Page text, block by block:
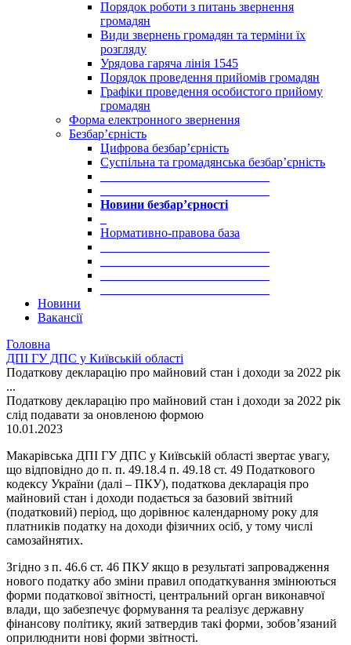
Порядок роботи з питань звернення
громадян
Види звернень громадян та терміни їх
розгляду
Урядова гаряча лінія 1545
Порядок проведення прийомів громадян
Графіки проведення особистого прийому
громадян
Форма електронного звернення
Безбар’єрність
Цифрова безбар’єрність
Суспільна та громадянська безбар’єрність
Новини безбар’єрності
Нормативно-правова база
Новини
Вакансії
Головна
ДПІ ГУ ДПС у Київській області
Податкову декларацію про майновий стан і доходи за 2022 рік
...
Податкову декларацію про майновий стан і доходи за 2022 рік
слід подавати за оновленою формою
10.01.2023
Макарівська ДПІ ГУ ДПС у Київській області звертає увагу,
що відповідно до п. п. 49.18.4 п. 49.18 ст. 49 Податкового
кодексу України (далі – ПКУ), податкова декларація про
майновий стан і доходи подається за базовий звітний
(податковий) період, що дорівнює календарному року для
платників податку на доходи фізичних осіб, у тому числі
самозайнятих.
Згідно з п. 46.6 ст. 46 ПКУ якщо в результаті запровадження
нового податку або зміни правил оподаткування змінюються
форми податкової звітності, центральний орган виконавчої
влади, що забезпечує формування та реалізує державну
фінансову політику, який затвердив такі форми, зобов’язаний
оприлюднити нові форми звітності.